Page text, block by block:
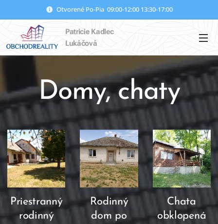
Otvorené Po-Pia 09:00-12:00 13:30-17:00
Patricie Kadlec
Lukáčová
Domy, chaty
Priestranný
rodinný
Rodinný
dom po
Chata
obklopená